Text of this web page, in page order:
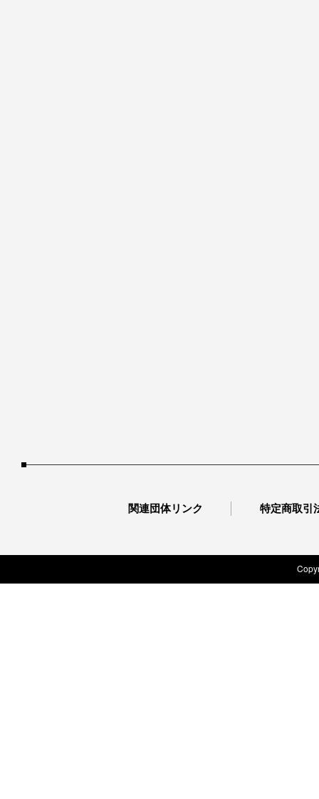
関連団体リンク 特定商取引